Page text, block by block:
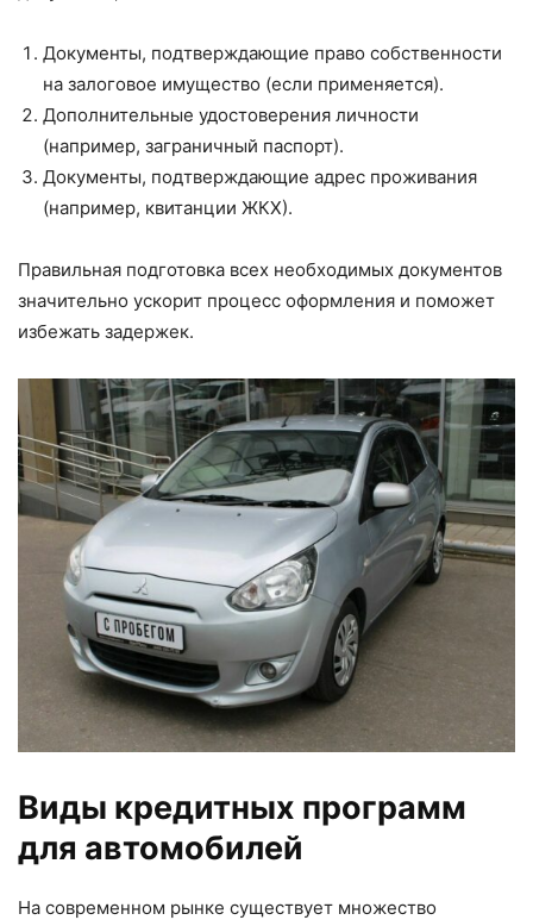
Документы, подтверждающие право собственности
на залоговое имущество (если применяется).
Дополнительные удостоверения личности
(например, заграничный паспорт).
Документы, подтверждающие адрес проживания
(например, квитанции ЖКХ).
Правильная подготовка всех необходимых документов
значительно ускорит процесс оформления и поможет
избежать задержек.
Виды кредитных программ
для автомобилей
На современном рынке существует множество